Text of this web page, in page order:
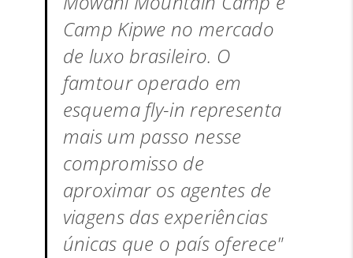
Camp Kipwe no mercado
de luxo brasileiro. O
famtour operado em
esquema fly-in representa
mais um passo nesse
compromisso de
aproximar os agentes de
viagens das experiências
únicas que o país oferece"